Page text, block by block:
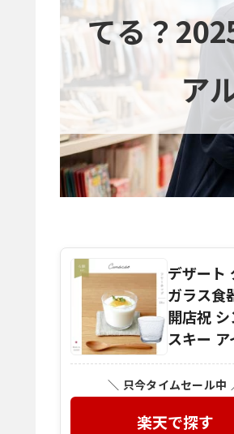
てる？
ア
デザート
ガラス食
開店祝
スキー
＼ 只今タイムセール中
楽天で探す